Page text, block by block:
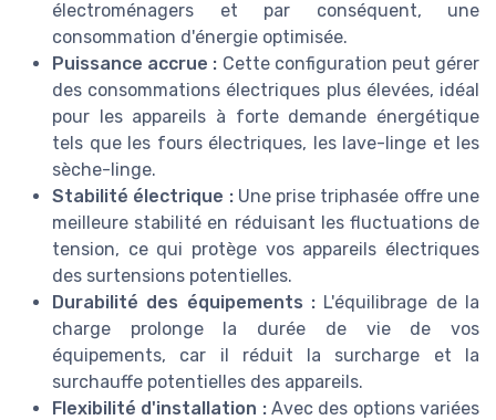
électroménagers et par conséquent, une
consommation d'énergie optimisée.
Puissance accrue : Cette configuration peut gérer
des consommations électriques plus élevées, idéal
pour les appareils à forte demande énergétique
tels que les fours électriques, les lave-linge et les
sèche-linge.
Stabilité électrique : Une prise triphasée offre une
meilleure stabilité en réduisant les fluctuations de
tension, ce qui protège vos appareils électriques
des surtensions potentielles.
Durabilité des équipements : L'équilibrage de la
charge prolonge la durée de vie de vos
équipements, car il réduit la surcharge et la
surchauffe potentielles des appareils.
Flexibilité d'installation : Avec des options variées